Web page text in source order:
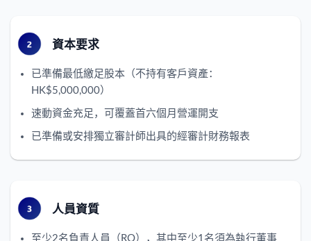
資本要求
已準備最低繳足股本（不持有客戶資產：
HK$5,000,000）
速動資金充足，可覆蓋首六個月營運開支
已準備或安排獨立審計師出具的經審計財務報表
人員資質
至少2名負責人員（RO），其中至少1名須為執行董事